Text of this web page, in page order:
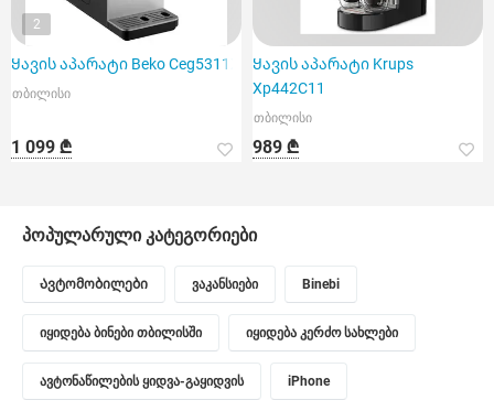
2
Ყავის აპარატი Beko Ceg5311X
თბილისი
1 099 ₾
Ყავის აპარატი Krups
Xp442C11
თბილისი
989 ₾
პოპულარული კატეგორიები
Ავტომობილები ვაკანსიები Binebi
იყიდება ბინები თბილისში იყიდება კერძო სახლები
ავტონაწილების ყიდვა-გაყიდვის iPhone